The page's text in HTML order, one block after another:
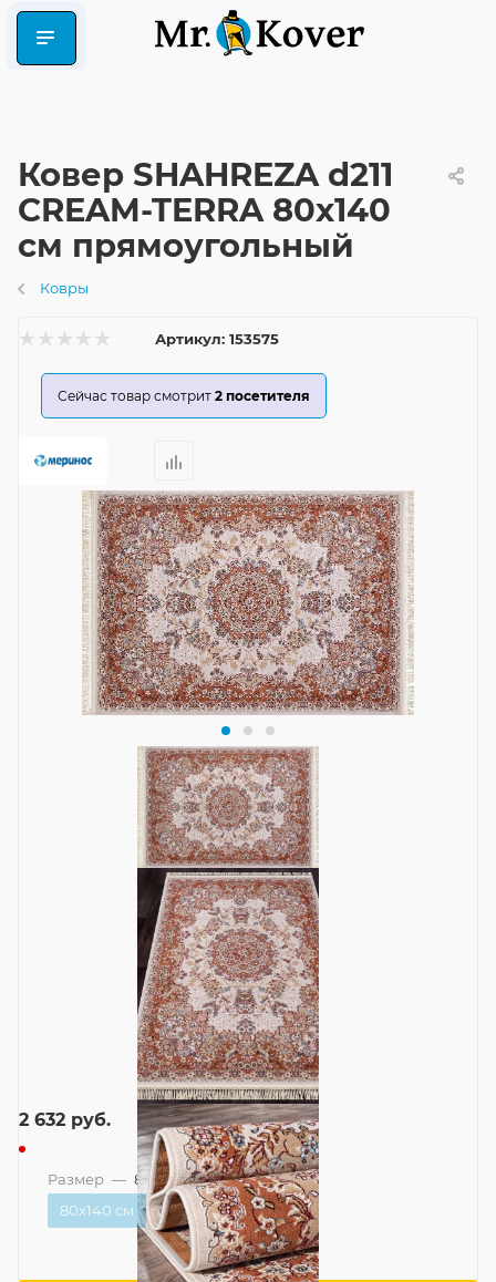
Ковер SHAHREZA d211
CREAM-TERRA 80x140
см прямоугольный
Ковры
Артикул: 153575
Сейчас товар смотрит 2 посетителя
2 632 руб.
Размер — 80x140 см
80x140 см